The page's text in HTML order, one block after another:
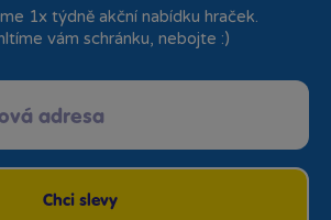
1x týdně akční nabídku hraček.
vám schránku, nebojte :)
Chci slevy